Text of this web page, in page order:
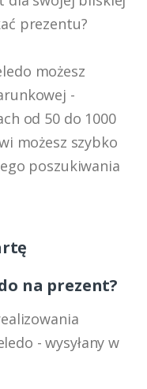
prezentu?
możesz
-
od 50 do 1000
możesz szybko
poszukiwania
na prezent?
- wysyłany w